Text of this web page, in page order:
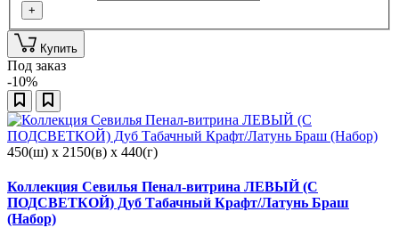
+
Купить
Под заказ
-10%
450(ш) x 2150(в) x 440(г)
Коллекция Севилья Пенал-витрина ЛЕВЫЙ (С
ПОДСВЕТКОЙ) Дуб Табачный Крафт/Латунь Браш
(Набор)